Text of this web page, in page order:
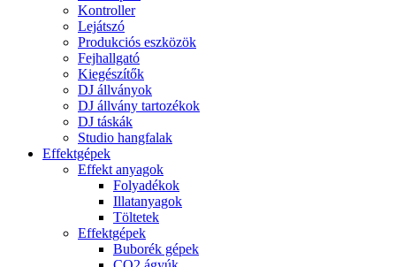
Kontroller
Lejátszó
Produkciós eszközök
Fejhallgató
Kiegészítők
DJ állványok
DJ állvány tartozékok
DJ táskák
Studio hangfalak
Effektgépek
Effekt anyagok
Folyadékok
Illatanyagok
Töltetek
Effektgépek
Buborék gépek